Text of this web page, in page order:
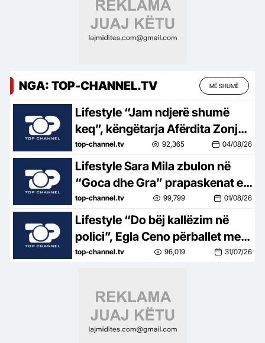
NGA: TOP-CHANNEL.TV MË SHUMË
Lifestyle “Jam ndjerë shumë
keq”, këngëtarja Afërdita Zonja:
Parashqevinë nuk e kam takuar
në Amerikë. Po të ishte në
Shqipëri…
top-channel.tv 92,365 04/08/26
Lifestyle Sara Mila zbulon në
“Goca dhe Gra” prapaskenat e
jetës së saj politike: Teatër jo i
bukur, nuk është aq tragjike sa
duket
top-channel.tv 99,799 01/08/26
Lifestyle “Do bëj kallëzim në
polici”, Egla Ceno përballet me
një situatë të vështirë rreziku:
top-channel.tv 96,019 31/07/26